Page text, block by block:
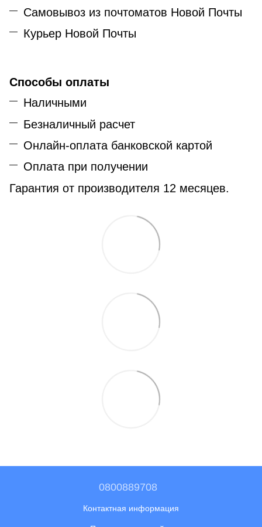
Самовывоз из почтоматов Новой Почты
Курьер Новой Почты
Способы оплаты
Наличными
Безналичный расчет
Онлайн-оплата банковской картой
Оплата при получении
Гарантия от производителя 12 месяцев.
0800889708
Контактная информация